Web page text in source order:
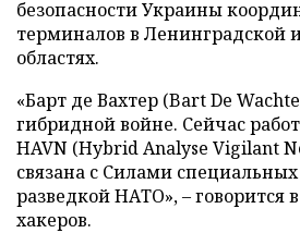
безопасности Украины
терминалов в Ленинградской
областях.
«Барт де Вахтер (Bart De
гибридной войне. Сейчас
HAVN (Hybrid Analyse Vigilant
связана с Силами
разведкой НАТО», – говорится
хакеров.